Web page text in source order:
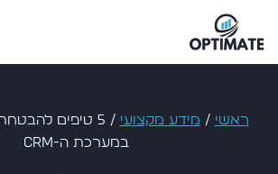
ראשי / מידע מקצועי /
5 טיפים
במערכת ה-CRM